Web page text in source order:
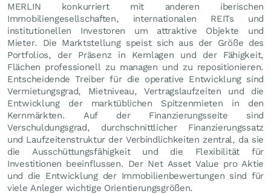
MERLIN konkurriert mit anderen iberischen
Immobiliengesellschaften, internationalen REITs und
institutionellen Investoren um attraktive Objekte und
Mieter. Die Marktstellung speist sich aus der Größe des
Portfolios, der Präsenz in Kernlagen und der Fähigkeit,
Flächen professionell zu managen und zu repositionieren.
Entscheidende Treiber für die operative Entwicklung sind
Vermietungsgrad, Mietniveau, Vertragslaufzeiten und die
Entwicklung der marktüblichen Spitzenmieten in den
Kernmärkten. Auf der Finanzierungsseite sind
Verschuldungsgrad, durchschnittlicher Finanzierungssatz
und Laufzeitenstruktur der Verbindlichkeiten zentral, da sie
die Ausschüttungsfähigkeit und die Flexibilität für
Investitionen beeinflussen. Der Net Asset Value pro Aktie
und die Entwicklung der Immobilienbewertungen sind für
viele Anleger wichtige Orientierungsgrößen.